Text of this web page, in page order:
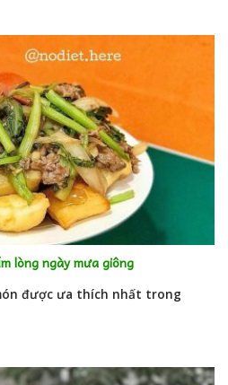
lòng ngày mưa giông
được ưa thích nhất trong